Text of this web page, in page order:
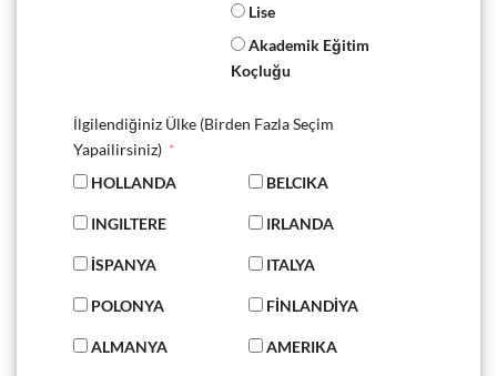
Lise
Akademik Eğitim
Koçluğu
İlgilendiğiniz Ülke (Birden Fazla Seçim
Yapailirsiniz)
HOLLANDA
BELCIKA
INGILTERE IRLANDA
İSPANYA ITALYA
POLONYA FİNLANDİYA
ALMANYA AMERIKA